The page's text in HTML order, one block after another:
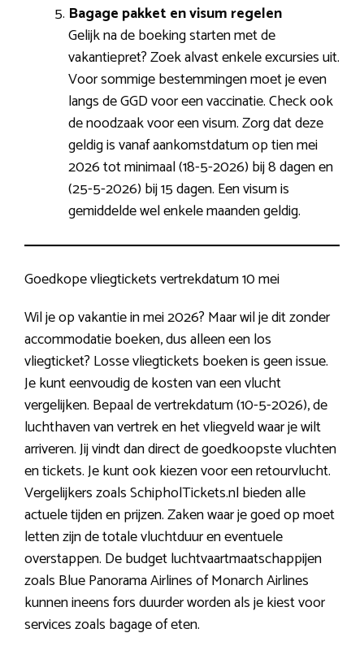
Bagage pakket en visum regelen
Gelijk na de boeking starten met de
vakantiepret? Zoek alvast enkele excursies uit.
Voor sommige bestemmingen moet je even
langs de GGD voor een vaccinatie. Check ook
de noodzaak voor een visum. Zorg dat deze
geldig is vanaf aankomstdatum op tien mei
2026 tot minimaal (18-5-2026) bij 8 dagen en
(25-5-2026) bij 15 dagen. Een visum is
gemiddelde wel enkele maanden geldig.
Goedkope vliegtickets vertrekdatum 10 mei
Wil je op vakantie in mei 2026? Maar wil je dit zonder
accommodatie boeken, dus alleen een los
vliegticket? Losse vliegtickets boeken is geen issue.
Je kunt eenvoudig de kosten van een vlucht
vergelijken. Bepaal de vertrekdatum (10-5-2026), de
luchthaven van vertrek en het vliegveld waar je wilt
arriveren. Jij vindt dan direct de goedkoopste vluchten
en tickets. Je kunt ook kiezen voor een retourvlucht.
Vergelijkers zoals SchipholTickets.nl bieden alle
actuele tijden en prijzen. Zaken waar je goed op moet
letten zijn de totale vluchtduur en eventuele
overstappen. De budget luchtvaartmaatschappijen
zoals Blue Panorama Airlines of Monarch Airlines
kunnen ineens fors duurder worden als je kiest voor
services zoals bagage of eten.